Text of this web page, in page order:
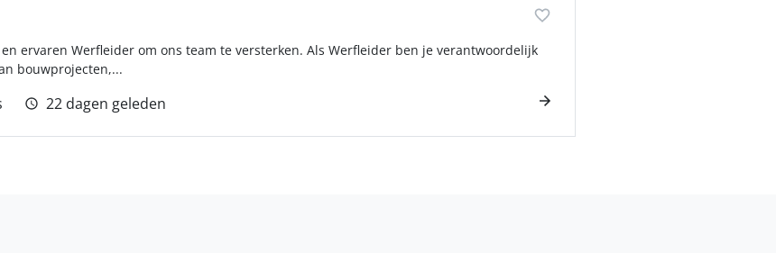
ervaren Werfleider om ons team te versterken. Als Werfleider ben je verantwoordelijk
bouwprojecten,...
22 dagen geleden